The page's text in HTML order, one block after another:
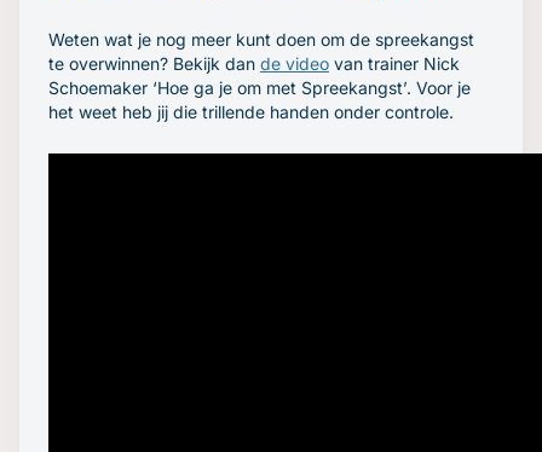
Weten wat je nog meer kunt doen om de spreekangst
te overwinnen? Bekijk dan de video van trainer Nick
Schoemaker ‘Hoe ga je om met Spreekangst’. Voor je
het weet heb jij die trillende handen onder controle.